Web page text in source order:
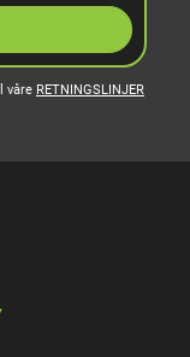
våre RETNINGSLINJER